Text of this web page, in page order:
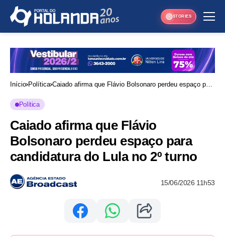
STORIES
Início Política Caiado afirma que Flávio Bolsonaro perdeu espaço para
Política
Caiado afirma que Flávio
Bolsonaro perdeu espaço para
candidatura do Lula no 2º turno
15/06/2026 11h53